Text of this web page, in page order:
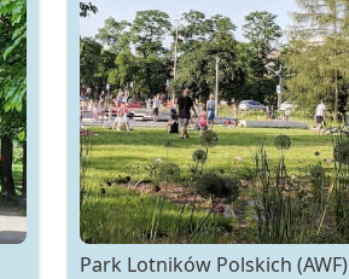
Park Lotników Polskich (AWF)